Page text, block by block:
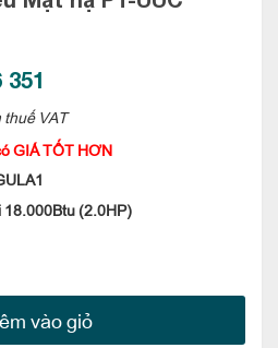
thuế VAT
GIÁ TỐT HƠN
18.000Btu (2.0HP)
vào giỏ